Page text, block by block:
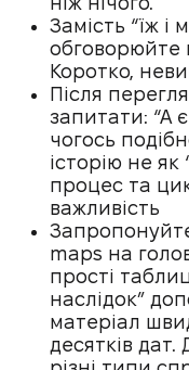
Замість “їж і
обговорюйте
Коротко,
Після
запитати: “А
чогось
історію не як
процес та
важливість
maps на
прості
наслідок”
матеріал
десятків